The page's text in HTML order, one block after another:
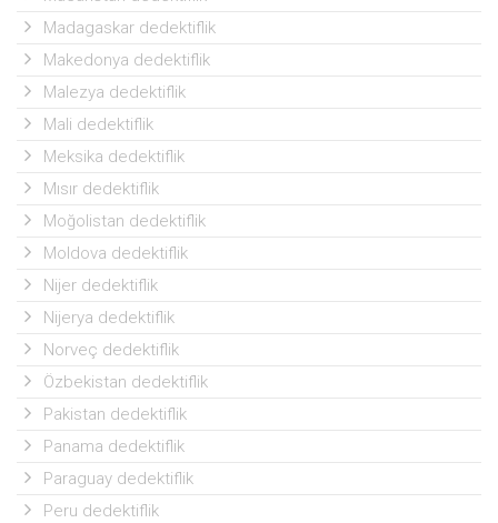
Madagaskar dedektiflik
Makedonya dedektiflik
Malezya dedektiflik
Mali dedektiflik
Meksika dedektiflik
Mısır dedektiflik
Moğolistan dedektiflik
Moldova dedektiflik
Nijer dedektiflik
Nijerya dedektiflik
Norveç dedektiflik
Özbekistan dedektiflik
Pakistan dedektiflik
Panama dedektiflik
Paraguay dedektiflik
Peru dedektiflik